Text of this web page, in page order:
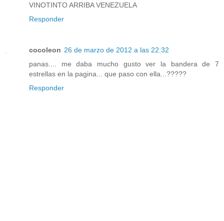
VINOTINTO ARRIBA VENEZUELA
Responder
cocoleon 26 de marzo de 2012 a las 22:32
panas.... me daba mucho gusto ver la bandera de 7
estrellas en la pagina... que paso con ella...?????
Responder